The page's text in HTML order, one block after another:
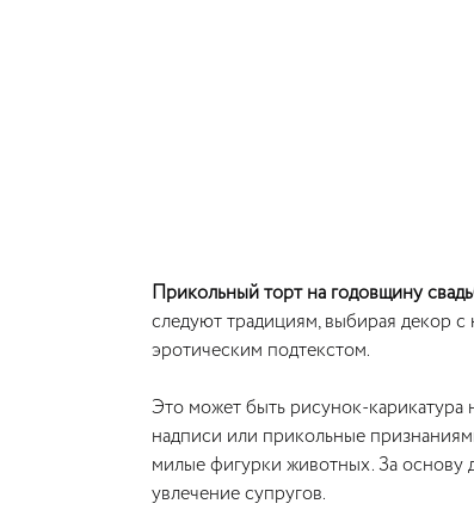
Прикольный торт на годовщину
следуют традициям, выбирая декор
эротическим подтекстом.
Это может быть рисунок-
надписи или прикольные
милые фигурки животных. За основу
увлечение супругов.